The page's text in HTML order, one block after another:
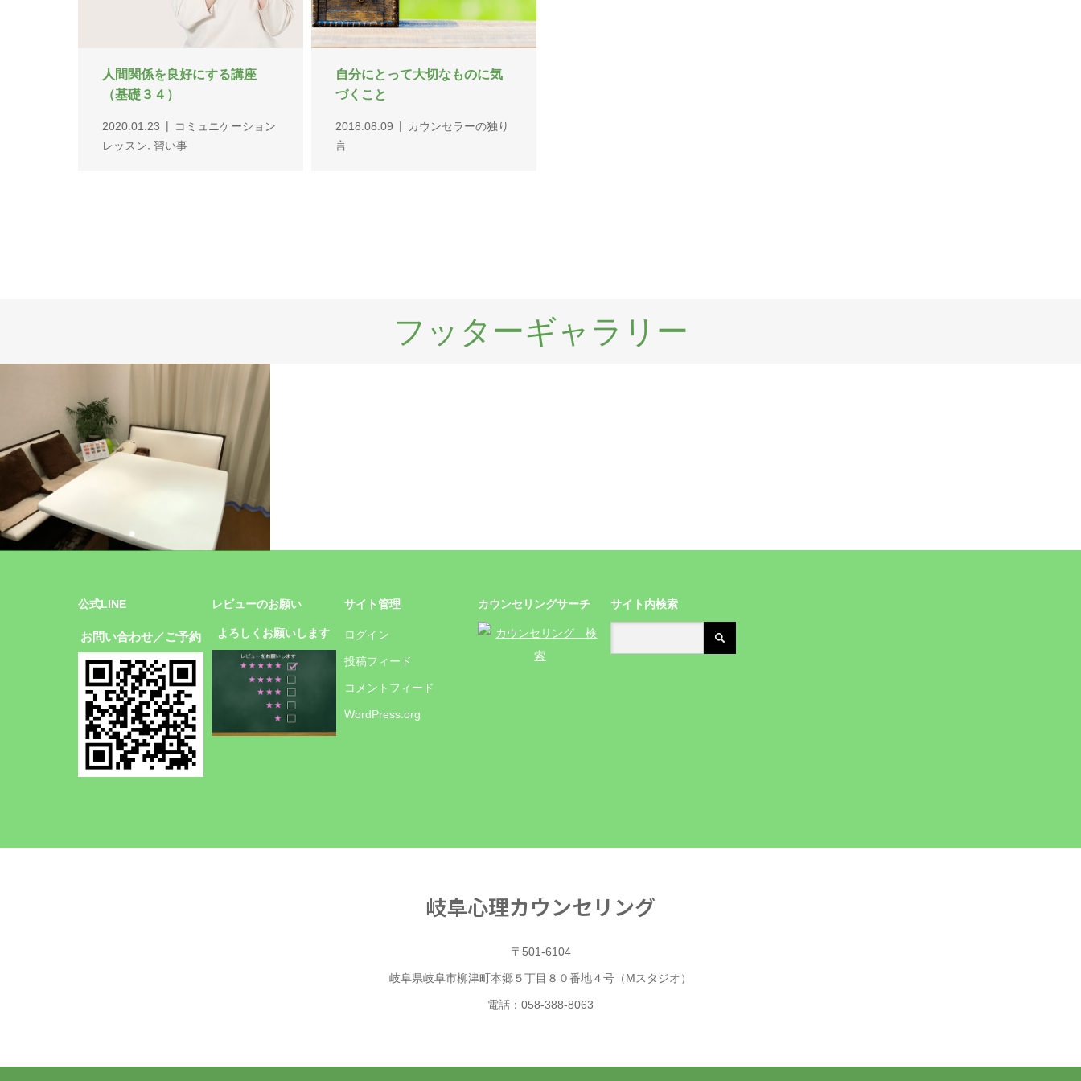
人間関係を良好にする講座
（基礎３４）
2020.01.23
コミュニケーション
レッスン
習い事
自分にとって大切なものに気
づくこと
2018.08.09
カウンセラーの独り
言
フッターギャラリー
公式LINE
お問い合わせ／ご予約
レビューのお願い
よろしくお願いします
サイト管理
ログイン
投稿フィード
コメントフィード
WordPress.org
カウンセリングサーチ サイト内検索
岐阜心理カウンセリング
〒501-6104
岐阜県岐阜市柳津町本郷５丁目８０番地４号（Mスタジオ）
電話：058-388-8063